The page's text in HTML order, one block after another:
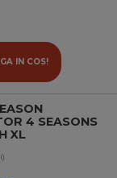
IN COS!
4 SEASONS
XL